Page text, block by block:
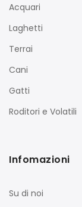
Acquari
Laghetti
Terrai
Cani
Gatti
Roditori e Volatili
Infomazioni
Su di noi